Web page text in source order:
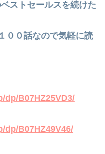
ストセールスを続けた
００話なので気軽に読
dp/B07HZ25VD3/
dp/B07HZ49V46/